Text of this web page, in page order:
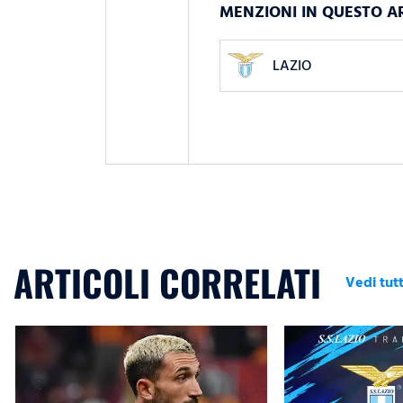
MENZIONI IN QUESTO
LAZIO
ARTICOLI CORRELATI Vedi